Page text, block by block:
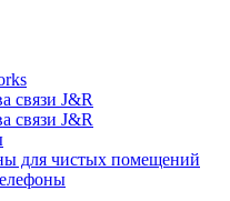
связи J&R
связи J&R
для чистых помещений